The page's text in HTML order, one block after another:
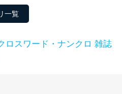
一覧
ロスワード・ナンクロ 雑誌